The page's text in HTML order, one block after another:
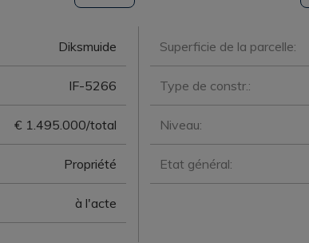
Diksmuide
IF-5266
€ 1.495.000/total
Propriété
à l'acte
Superficie de la parcelle:
Type de constr.:
Niveau:
Etat général: